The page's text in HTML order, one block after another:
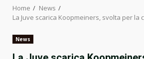
Home
News
La Juve scarica Koopmeiners, svolta per la
News